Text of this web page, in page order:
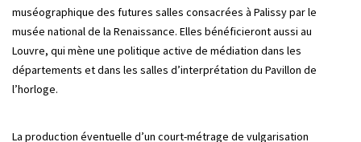
muséographique des futures salles consacrées à Palissy par le
musée national de la Renaissance. Elles bénéficieront aussi au
Louvre, qui mène une politique active de médiation dans les
départements et dans les salles d’interprétation du Pavillon de
l’horloge.
La production éventuelle d’un court-métrage de vulgarisation